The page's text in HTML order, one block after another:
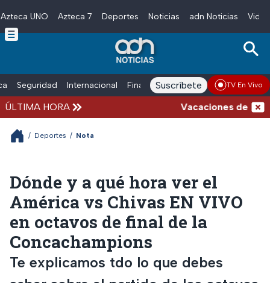
Skip to main content
Azteca UNO Azteca 7 Deportes Noticias adn Noticias
Seguridad Internacional Finanzas adn Noticias Radio
Suscríbete TV En Vivo
ÚLTIMA HORA Vacaciones de
/ Deportes / Nota
Dónde y a qué hora ver el
América vs Chivas EN VIVO
en octavos de final de la
Concachampions
Te explicamos tdo lo que debes